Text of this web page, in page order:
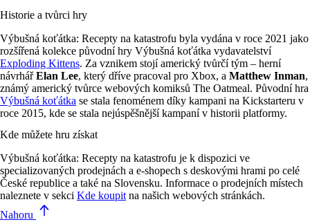
Historie a tvůrci hry
Výbušná koťátka: Recepty na katastrofu byla vydána v roce 2021 jako
rozšířená kolekce původní hry Výbušná koťátka vydavatelství
Exploding Kittens. Za vznikem stojí americký tvůrčí tým – herní
návrhářElan Lee, který dříve pracoval pro Xbox, a Matthew Inman,
známý americký tvůrce webových komiksů The Oatmeal. Původní hra
Výbušná koťátka se stala fenoménem díky kampani na Kickstarteru v
roce 2015, kde se stala nejúspěšnější kampaní v historii platformy.
Kde můžete hru získat
Výbušná koťátka: Recepty na katastrofu je k dispozici ve
specializovaných prodejnách a e-shopech s deskovými hrami po celé
České republice a také na Slovensku. Informace o prodejních místech
naleznete v sekci Kde koupit na našich webových stránkách.
Nahoru